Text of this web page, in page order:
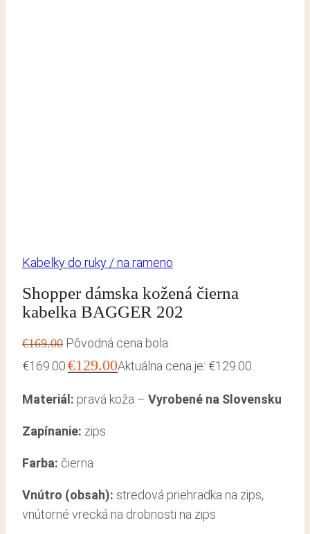
Kabelky do ruky / na rameno
Shopper dámska kožená čierna
kabelka BAGGER 202
€169.00 Pôvodná cena bola:
€169.00.€129.00Aktuálna cena je: €129.00.
Materiál: pravá koža – Vyrobené na Slovensku
Zapínanie: zips
Farba: čierna
Vnútro (obsah): stredová priehradka na zips,
vnútorné vrecká na drobnosti na zips